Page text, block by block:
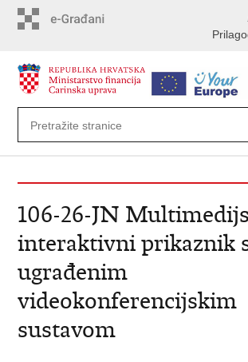
106-26-JN
interaktivni prikaznik
ugrađenim
videokonferencijskim
sustavom